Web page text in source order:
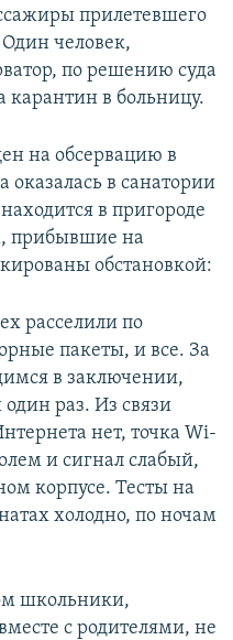
прилетевшего
человек,
по решению суда
в больницу.
на обсервацию в
в санатории
в пригороде
прибывшие на
обстановкой:
расселили по
пакеты, и все. За
в заключении,
раз. Из связи
нет, точка Wi-
и сигнал слабый,
корпусе. Тесты на
холодно, по ночам
школьники,
с родителями, не